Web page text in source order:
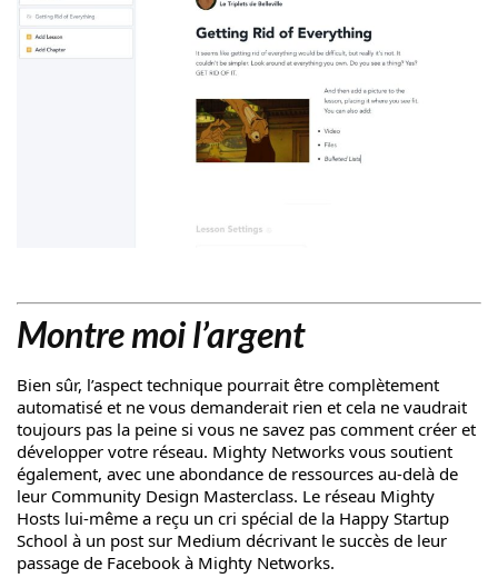
Montre moi l’argent
Bien sûr, l’aspect technique pourrait être complètement
automatisé et ne vous demanderait rien et cela ne vaudrait
toujours pas la peine si vous ne savez pas comment créer et
développer votre réseau. Mighty Networks vous soutient
également, avec une abondance de ressources au-delà de
leur Community Design Masterclass. Le réseau Mighty
Hosts lui-même a reçu un cri spécial de la Happy Startup
School à un post sur Medium décrivant le succès de leur
passage de Facebook à Mighty Networks.